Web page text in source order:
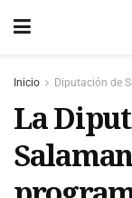
Inicio Diputación de
La